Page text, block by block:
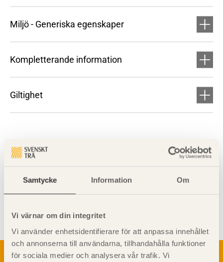
Samtycke Information Om
Vi värnar om din integritet
Vi använder enhetsidentifierare för att anpassa innehållet
och annonserna till användarna, tillhandahålla funktioner
för sociala medier och analysera vår trafik. Vi
Miljö - Generiska egenskaper
Kompletterande information
Giltighet
Om trä